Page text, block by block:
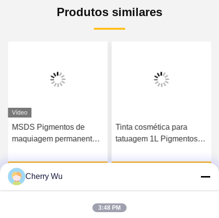
Produtos similares
Vídeo
MSDS Pigmentos de
maquiagem permanente,
cor das sobrancelhas,
tinta cosmética
Obtenha o melhor preço
Tinta cosmética para
tatuagem 1L Pigmentos
permanente Blush labial
Cherry Wu
3:48 PM